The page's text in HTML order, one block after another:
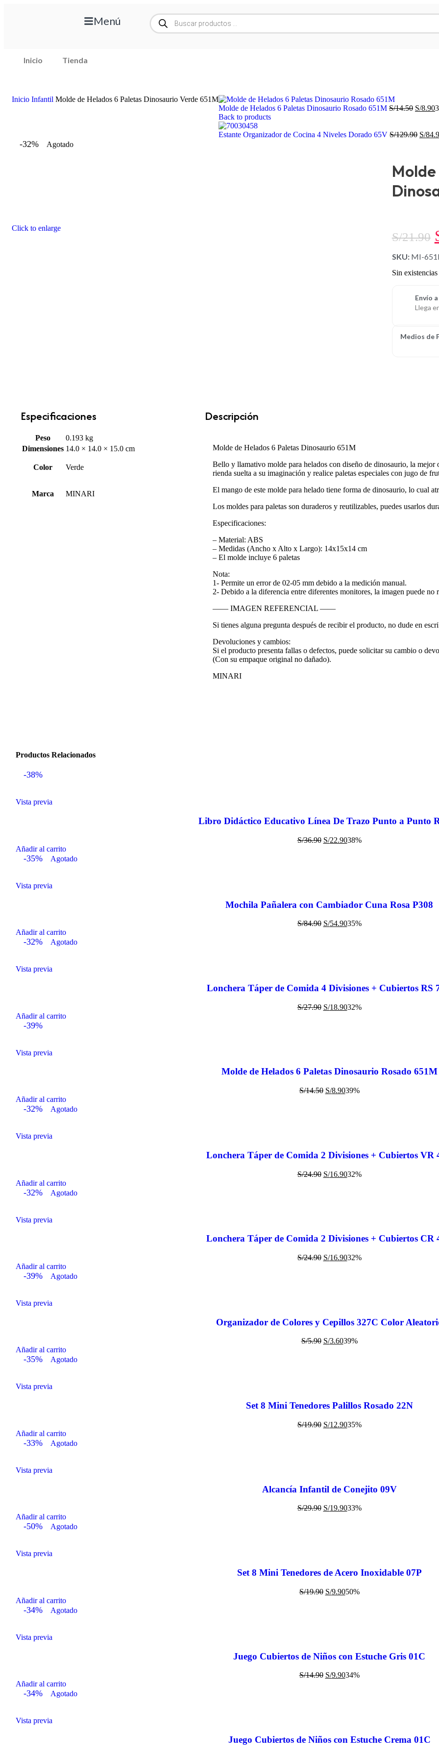
Menú
Inicio Tienda
Inicio Infantil Molde de Helados 6 Paletas Dinosaurio Verde 651M
Molde de Helados 6 Paletas Dinosaurio Rosado 651M S/14.50 S/8.90
Back to products
Estante Organizador de Cocina 4 Niveles Dorado 65V S/129.90 S/
-32% Agotado
Click to enlarge
S/21.90
SKU: MI-
Sin existencias
Envío
Llega
Medios de
Especificaciones
Peso
0.193 kg
Dimensiones 14.0 × 14.0 × 15.0 cm
Color Verde
Marca MINARI
Descripción
Molde de Helados 6 Paletas Dinosaurio 651M
Bello y llamativo molde para helados con diseño de dinosaurio, la
rienda suelta a su imaginación y realice paletas especiales con jugo de
El mango de este molde para helado tiene forma de dinosaurio, lo cual
Los moldes para paletas son duraderos y reutilizables, puedes usarlos
Especificaciones:
– Material: ABS
– Medidas (Ancho x Alto x Largo): 14x15x14 cm
– El molde incluye 6 paletas
Nota:
1- Permite un error de 02-05 mm debido a la medición manual.
2- Debido a la diferencia entre diferentes monitores, la imagen puede
—— IMAGEN REFERENCIAL ——
Si tienes alguna pregunta después de recibir el producto, no dude en
Devoluciones y cambios:
Si el producto presenta fallas o defectos, puede solicitar su cambio o
(Con su empaque original no dañado).
MINARI
Productos Relacionados
-38%
Vista previa
Libro Didáctico Educativo Línea De Trazo Punto a Punto
S/36.90 S/22.9038%
Añadir al carrito
-35% Agotado
Vista previa
Mochila Pañalera con Cambiador Cuna Rosa P308
S/84.90 S/54.9035%
Añadir al carrito
-32% Agotado
Vista previa
Lonchera Táper de Comida 4 Divisiones + Cubiertos RS
S/27.90 S/18.9032%
Añadir al carrito
-39%
Vista previa
Molde de Helados 6 Paletas Dinosaurio Rosado 651M
S/14.50 S/8.9039%
Añadir al carrito
-32% Agotado
Vista previa
Lonchera Táper de Comida 2 Divisiones + Cubiertos VR
S/24.90 S/16.9032%
Añadir al carrito
-32% Agotado
Vista previa
Lonchera Táper de Comida 2 Divisiones + Cubiertos CR
S/24.90 S/16.9032%
Añadir al carrito
-39% Agotado
Vista previa
Organizador de Colores y Cepillos 327C Color
S/5.90 S/3.6039%
Añadir al carrito
-35% Agotado
Vista previa
Set 8 Mini Tenedores Palillos Rosado 22N
S/19.90 S/12.9035%
Añadir al carrito
-33% Agotado
Vista previa
Alcancía Infantil de Conejito 09V
S/29.90 S/19.9033%
Añadir al carrito
-50% Agotado
Vista previa
Set 8 Mini Tenedores de Acero Inoxidable 07P
S/19.90 S/9.9050%
Añadir al carrito
-34% Agotado
Vista previa
Juego Cubiertos de Niños con Estuche Gris 01C
S/14.90 S/9.9034%
Añadir al carrito
-34% Agotado
Vista previa
Juego Cubiertos de Niños con Estuche Crema 01C